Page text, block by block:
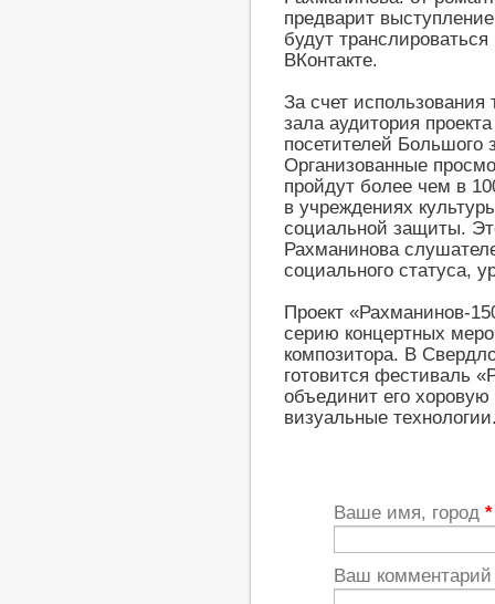
предварит
будут
ВКонтакте.
За счет использования
зала аудитория
посетителей
Организованные
пройдут более чем в
в учреждениях
социальной защиты.
Рахманинова
социального статуса,
Проект «Рахманинов-
серию концертных
композитора. В
готовится фестиваль
объединит его
визуальные
Ваше имя, город *
Ваш